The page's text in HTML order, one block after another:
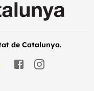
de Catalunya.